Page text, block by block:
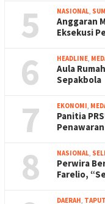
5 NASIONAL,
Anggaran
Eksekusi
6 HEADLINE,
Aula
Sepakbola
7 EKONOMI,
Panitia
8 NASIONAL,
Perwira
Farelio,
DAERAH, TAPUT